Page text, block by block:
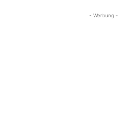
- Werbung -